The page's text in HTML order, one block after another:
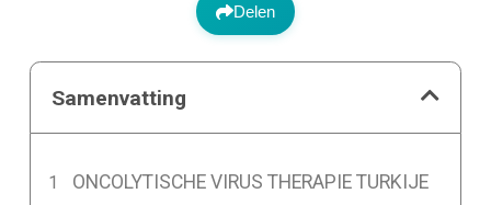
Delen
Samenvatting
ONCOLYTISCHE VIRUS THERAPIE TURKIJE